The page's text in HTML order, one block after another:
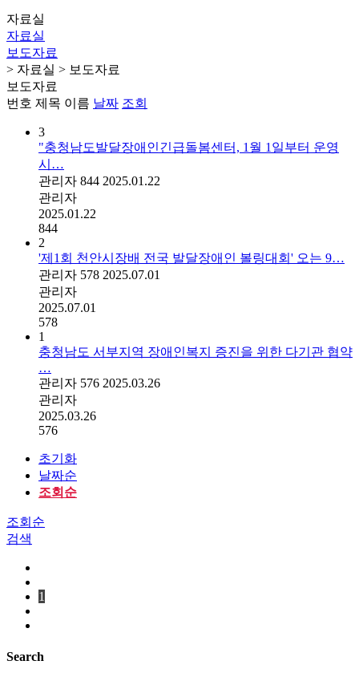
자료실
자료실
보도자료
> 자료실 > 보도자료
보도자료
번호 제목 이름 날짜 조회
3
"충청남도발달장애인긴급돌봄센터, 1월 1일부터 운영
시…
관리자 844 2025.01.22
관리자
2025.01.22
844
2
'제1회 천안시장배 전국 발달장애인 볼링대회' 오는 9…
관리자 578 2025.07.01
관리자
2025.07.01
578
1
충청남도 서부지역 장애인복지 증진을 위한 다기관 협약
…
관리자 576 2025.03.26
관리자
2025.03.26
576
초기화
날짜순
조회순
조회순
검색
1
Search